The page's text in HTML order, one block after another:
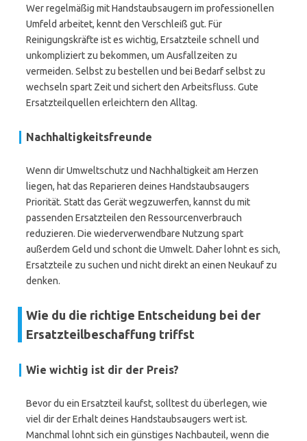
Wer regelmäßig mit Handstaubsaugern im professionellen
Umfeld arbeitet, kennt den Verschleiß gut. Für
Reinigungskräfte ist es wichtig, Ersatzteile schnell und
unkompliziert zu bekommen, um Ausfallzeiten zu
vermeiden. Selbst zu bestellen und bei Bedarf selbst zu
wechseln spart Zeit und sichert den Arbeitsfluss. Gute
Ersatzteilquellen erleichtern den Alltag.
Nachhaltigkeitsfreunde
Wenn dir Umweltschutz und Nachhaltigkeit am Herzen
liegen, hat das Reparieren deines Handstaubsaugers
Priorität. Statt das Gerät wegzuwerfen, kannst du mit
passenden Ersatzteilen den Ressourcenverbrauch
reduzieren. Die wiederverwendbare Nutzung spart
außerdem Geld und schont die Umwelt. Daher lohnt es sich,
Ersatzteile zu suchen und nicht direkt an einen Neukauf zu
denken.
Wie du die richtige Entscheidung bei der
Ersatzteilbeschaffung triffst
Wie wichtig ist dir der Preis?
Bevor du ein Ersatzteil kaufst, solltest du überlegen, wie
viel dir der Erhalt deines Handstaubsaugers wert ist.
Manchmal lohnt sich ein günstiges Nachbauteil, wenn die